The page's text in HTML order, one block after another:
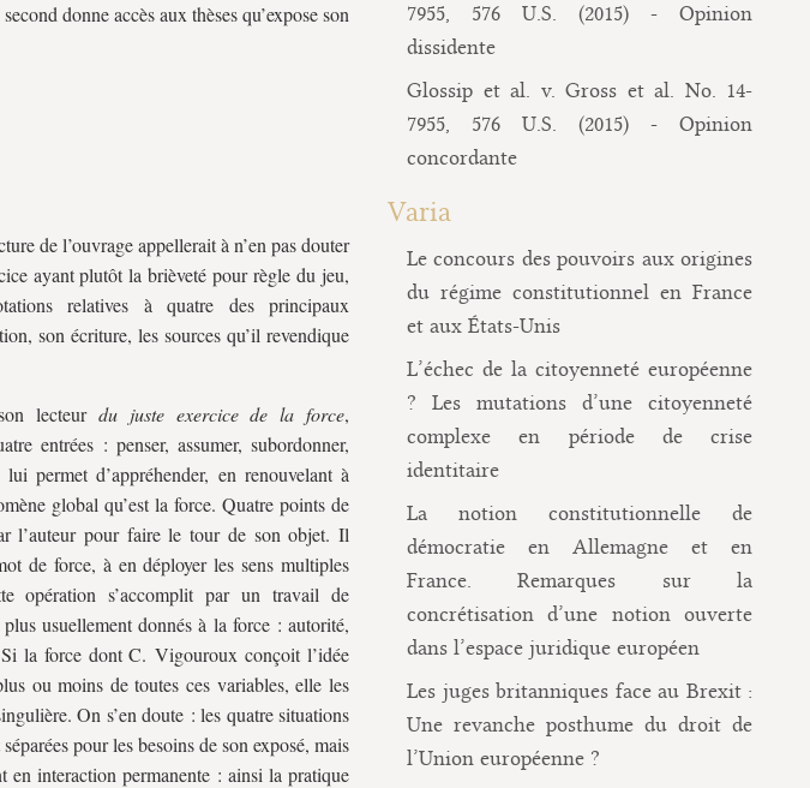
donne accès aux thèses qu’expose son
de l’ouvrage appellerait à n’en pas douter
ayant plutôt la brièveté pour règle du jeu,
relatives à quatre des principaux
son écriture, les sources qu’il revendique
lecteur du juste exercice de la force,
entrées : penser, assumer, subordonner,
permet d’appréhender, en renouvelant à
global qu’est la force. Quatre points de
l’auteur pour faire le tour de son objet. Il
de force, à en déployer les sens multiples
opération s’accomplit par un travail de
usuellement donnés à la force : autorité,
la force dont C. Vigouroux conçoit l’idée
ou moins de toutes ces variables, elle les
On s’en doute : les quatre situations
pour les besoins de son exposé, mais
en interaction permanente : ainsi la pratique
7955, 576 U.S. (2015) - Opinion
dissidente
Glossip et al. v. Gross et al. No. 14-
7955, 576 U.S. (2015) - Opinion
concordante
Varia
Le concours des pouvoirs aux origines
du régime constitutionnel en France
et aux États-Unis
L’échec de la citoyenneté européenne
? Les mutations d’une citoyenneté
complexe en période de crise
identitaire
La notion constitutionnelle de
démocratie en Allemagne et en
France. Remarques sur la
concrétisation d’une notion ouverte
dans l’espace juridique européen
Les juges britanniques face au Brexit :
Une revanche posthume du droit de
l’Union européenne ?